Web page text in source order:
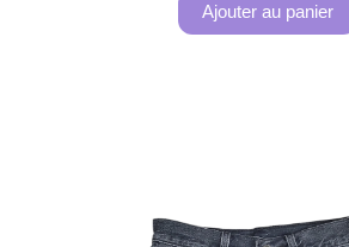
Ajouter au panier